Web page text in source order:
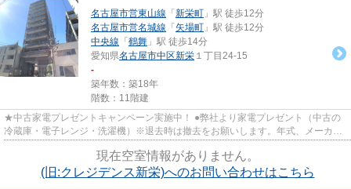
名古屋市営東山線 「 新栄町 」駅 徒歩12分
名古屋市営名城線 「 矢場町 」駅 徒歩12分
中央線 「 鶴舞 」駅 徒歩14分
愛知県名古屋市中区新栄 １丁目24-15
-
築年数：築18年
階数：11階建
★中古家電プレゼントキャンペーン実施中！ ●弊社より家電プレゼント（中古の
冷蔵庫・電子レンジ・洗濯機）※退去時は撤去をお願いします。年式、メーカー
現在空室情報がありません。
(旧:クレジデンス新栄)へのお問い合わせはこちら